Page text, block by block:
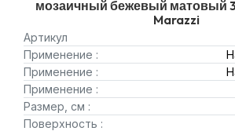
мозаичный бежевый матовый
Marazzi
Артикул
Применение :
Применение :
Применение :
Размер, см :
Поверхность :